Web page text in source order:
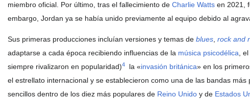
miembro oficial. Por último, tras el fallecimiento de Charlie Watts en 2021,
embargo, Jordan ya se había unido previamente al equipo debido al
Sus primeras producciones incluían versiones y temas de blues, rock and
adaptarse a cada época recibiendo influencias de la música psicodélica, el
siempre rivalizaron en popularidad)4 ​ la «invasión británica» en los
el estrellato internacional y se establecieron como una de las bandas más
sencillos dentro de los diez más populares de Reino Unido y de Estados